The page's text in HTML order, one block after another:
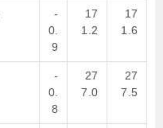
-
0.
9
17
1.2
17
1.6
-
0.
8
27
7.0
27
7.5